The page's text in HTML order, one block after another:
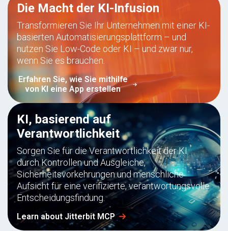
Die Macht der KI-Infusion
Transformieren Sie Ihr Unternehmen mit einer KI-
basierten Automatisierungsplattform – und
nutzen Sie Low-Code oder KI – und zwar nur,
wenn Sie es brauchen.
Erfahren Sie, wie Sie mithilfe
von KI eine App erstellen
KI, basierend auf
Verantwortlichkeit
Sorgen Sie für die Verantwortlichkeit der KI
durch Kontrollen und Ausgleiche,
Sicherheitsvorkehrungen und menschliche
Aufsicht für eine verifizierte, verantwortungsvolle
Entscheidungsfindung.
Learn about Jitterbit MCP